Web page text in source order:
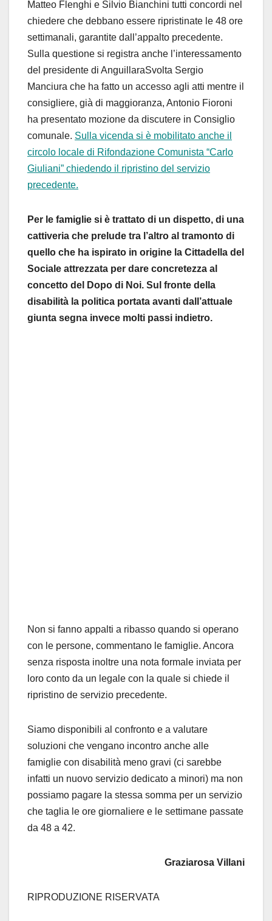
Matteo Flenghi e Silvio Bianchini tutti concordi nel
chiedere che debbano essere ripristinate le 48 ore
settimanali, garantite dall’appalto precedente.
Sulla questione si registra anche l’interessamento
del presidente di AnguillaraSvolta Sergio
Manciura che ha fatto un accesso agli atti mentre il
consigliere, già di maggioranza, Antonio Fioroni
ha presentato mozione da discutere in Consiglio
comunale. Sulla vicenda si è mobilitato anche il
circolo locale di Rifondazione Comunista “Carlo
Giuliani” chiedendo il ripristino del servizio
precedente.
Per le famiglie si è trattato di un dispetto, di una
cattiveria che prelude tra l’altro al tramonto di
quello che ha ispirato in origine la Cittadella del
Sociale attrezzata per dare concretezza al
concetto del Dopo di Noi. Sul fronte della
disabilità la politica portata avanti dall’attuale
giunta segna invece molti passi indietro.
Non si fanno appalti a ribasso quando si operano
con le persone, commentano le famiglie. Ancora
senza risposta inoltre una nota formale inviata per
loro conto da un legale con la quale si chiede il
ripristino de servizio precedente.
Siamo disponibili al confronto e a valutare
soluzioni che vengano incontro anche alle
famiglie con disabilità meno gravi (ci sarebbe
infatti un nuovo servizio dedicato a minori) ma non
possiamo pagare la stessa somma per un servizio
che taglia le ore giornaliere e le settimane passate
da 48 a 42.
Graziarosa Villani
RIPRODUZIONE RISERVATA